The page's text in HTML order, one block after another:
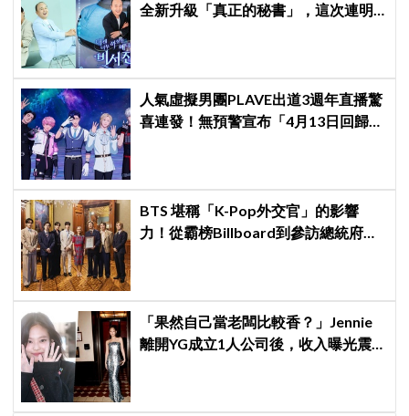
全新升級「真正的秘書」，這次連明
人氣虛擬男團PLAVE出道3週年直播驚
喜連發！無預警宣布「4月13日回歸」
BTS 堪稱「K-Pop外交官」的影響
力！從霸榜Billboard到參訪總統府，
「果然自己當老闆比較香？」Jennie
離開YG成立1人公司後，收入曝光震